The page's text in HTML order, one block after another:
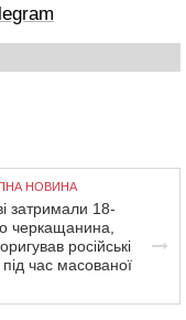
НОВИНА
затримали 18-
черкащанина,
російські
час масованої